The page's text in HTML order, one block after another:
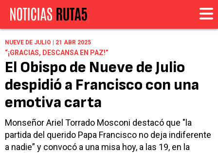
NUEVE DE JULIO | 21 ABR 2025
“¡GRACIAS, DESCANSA EN PAZ!”
El Obispo de Nueve de Julio
despidió a Francisco con una
emotiva carta
Monseñor Ariel Torrado Mosconi destacó que "la
partida del querido Papa Francisco no deja indiferente
a nadie” y convocó a una misa hoy, a las 19, en la